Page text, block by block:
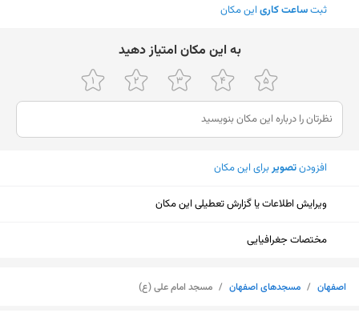
ثبتساعت کاری این مکان
ﺑﻪ اﯾﻦ ﻣﮑﺎن اﻣﺘﯿﺎز دﻫﯿﺪ
افزودنتصویربرای این مکان
ویرایش اطلاعات یا گزارش تعطیلی این مکان
مختصات جغرافیایی
اصفهان / مسجدهای اصفهان / مسجد امام علی (ع)